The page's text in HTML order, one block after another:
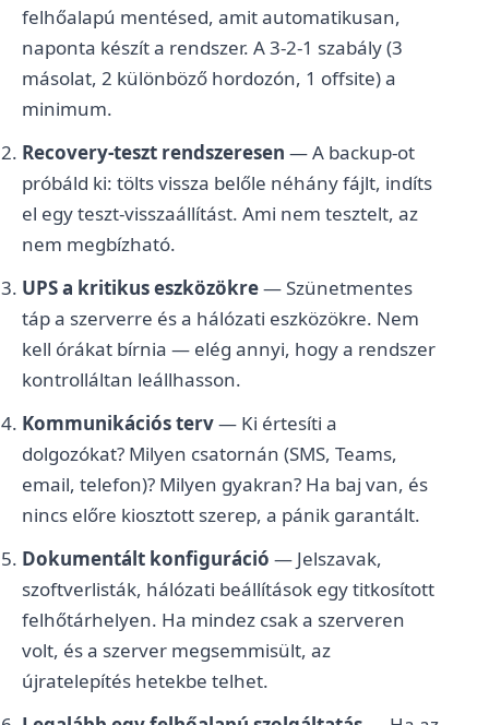
felhőalapú mentésed, amit automatikusan,
naponta készít a rendszer. A 3-2-1 szabály (3
másolat, 2 különböző hordozón, 1 offsite) a
minimum.
Recovery-teszt rendszeresen — A backup-ot
próbáld ki: tölts vissza belőle néhány fájlt, indíts
el egy teszt-visszaállítást. Ami nem tesztelt, az
nem megbízható.
UPS a kritikus eszközökre— Szünetmentes
táp a szerverre és a hálózati eszközökre. Nem
kell órákat bírnia — elég annyi, hogy a rendszer
kontrolláltan leállhasson.
Kommunikációs terv— Ki értesíti a
dolgozókat? Milyen csatornán (SMS, Teams,
email, telefon)? Milyen gyakran? Ha baj van, és
nincs előre kiosztott szerep, a pánik garantált.
Dokumentált konfiguráció — Jelszavak,
szoftverlisták, hálózati beállítások egy titkosított
felhőtárhelyen. Ha mindez csak a szerveren
volt, és a szerver megsemmisült, az
újratelepítés hetekbe telhet.